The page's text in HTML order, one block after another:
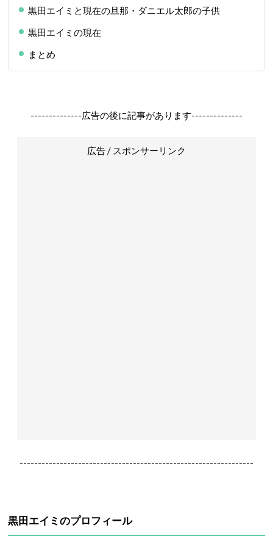
黒田エイミと現在の旦那・ダニエル太郎の子供
黒田エイミの現在
まとめ
--------------広告の後に記事があります--------------
広告 / スポンサーリンク
----------------------------------------------------------------
黒田エイミのプロフィール